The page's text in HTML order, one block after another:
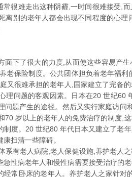
很难走出这种阴霾,一时间很难接受,
离别的老年人都会出现不同程度的心理
下了很大的力度,从而使这些容易产生
老保险制度。公共团体担负着老年福
又很难承担的老年人,国家建立了完备
理问题的客观因素。日本在20 世纪60
问题产生的途径。然后又实行家庭访问
岁以上的老年人的免费治疗的制度,
度。20 世纪80 年代日本又建立了老
扫清一些障碍。
有老人病院,老人保健设施,养护老人
性病老年人和慢性病需要接受治疗的
常卧床的老年人。养护老人之家针对